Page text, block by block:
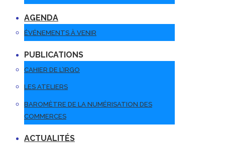
AGENDA
ÉVÉNEMENTS À VENIR
PUBLICATIONS
CAHIER DE L’IRGO
LES ATELIERS
BAROMÈTRE DE LA NUMÉRISATION DES
COMMERCES
ACTUALITÉS